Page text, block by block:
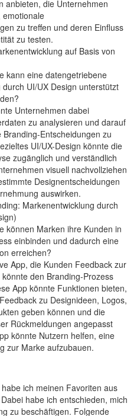
anbieten, die Unternehmen
emotionale
zu treffen und deren Einfluss
zu testen.
auf Basis von
kann eine datengetriebene
UI/UX Design unterstützt
Unternehmen dabei
zu analysieren und darauf
Entscheidungen zu
UI/UX-Design könnte die
zugänglich und verständlich
visuell nachvollziehen
Designentscheidungen
auswirken.
Markenentwicklung durch
können Marken ihre Kunden in
einbinden und dadurch eine
erreichen?
App, die Kunden Feedback zur
den Branding-Prozess
App könnte Funktionen bieten,
zu Designideen, Logos,
geben können und die
Rückmeldungen angepasst
könnte Nutzern helfen, eine
zur Marke aufzubauen.
ich meinen Favoriten aus
habe ich entschieden, mich
zu beschäftigen. Folgende